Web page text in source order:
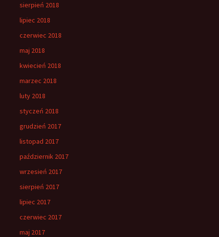
sierpień 2018
lipiec 2018
czerwiec 2018
maj 2018
kwiecień 2018
marzec 2018
luty 2018
styczeń 2018
grudzień 2017
listopad 2017
październik 2017
wrzesień 2017
sierpień 2017
lipiec 2017
czerwiec 2017
maj 2017